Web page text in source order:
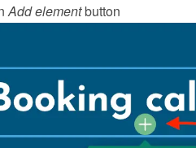
Add element button